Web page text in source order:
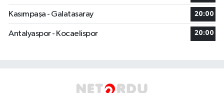
Kasımpaşa - Galatasaray 20:00
Antalyaspor - Kocaelispor 20:00